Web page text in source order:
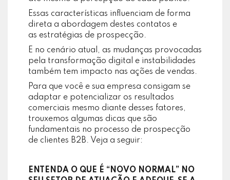
Essas características influenciam de forma
direta a abordagem destes contatos e
as estratégias de prospecção.
E no cenário atual, as mudanças provocadas
pela transformação digital e instabilidades
também tem impacto nas ações de vendas.
Para que você e sua empresa consigam se
adaptar e potencializar os resultados
comerciais mesmo diante desses fatores,
trouxemos algumas dicas que são
fundamentais no processo de prospecção
de clientes B2B. Veja a seguir:
ENTENDA O QUE É “NOVO NORMAL” NO